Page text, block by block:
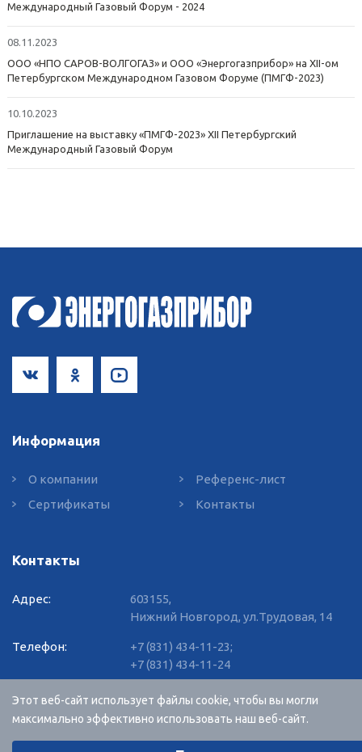
Международный Газовый Форум - 2024
08.11.2023
ООО «НПО САРОВ-ВОЛГОГАЗ» и ООО «Энергогазприбор» на XII-ом
Петербургском Международном Газовом Форуме (ПМГФ-2023)
10.10.2023
Приглашение на выставку «ПМГФ-2023» XII Петербургский
Международный Газовый Форум
Информация
О компании
Сертификаты
Референс-лист
Контакты
Контакты
Адрес:
603155,
Нижний Новгород, ул.Трудовая, 14
Телефон: +7 (831) 434-11-23;
+7 (831) 434-11-24
E-mail: info@vvgnn.com
RU EN
Этот веб-сайт использует файлы cookie, чтобы вы могли
максимально эффективно использовать наш веб-сайт.